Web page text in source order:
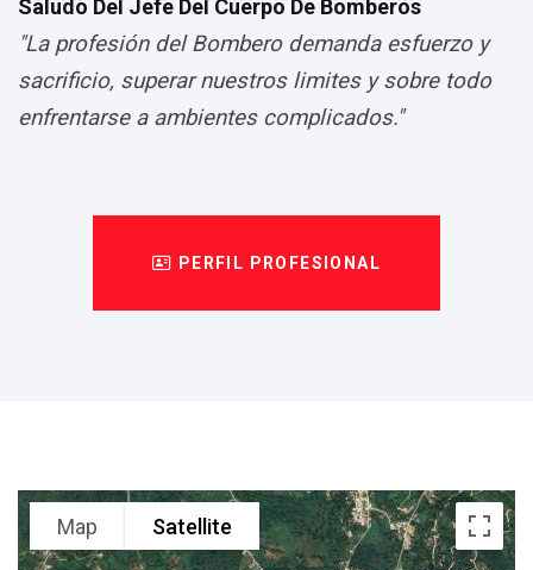
Saludo Del Jefe Del Cuerpo De Bomberos
"La profesión del Bombero demanda esfuerzo y
sacrificio, superar nuestros limites y sobre todo
enfrentarse a ambientes complicados."
PERFIL PROFESIONAL
Map Satellite